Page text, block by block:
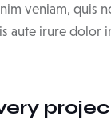
veniam, quis
aute irure dolor